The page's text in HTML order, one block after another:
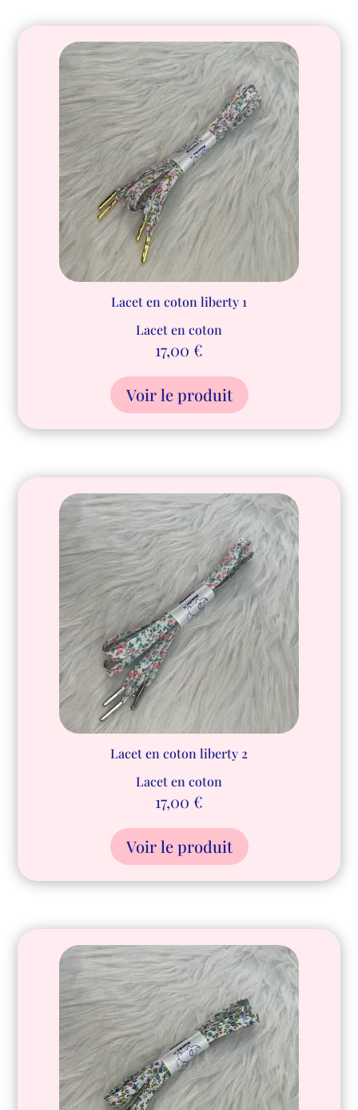
Lacet en coton liberty 1
Lacet en coton
17,00 €
Voir le produit
Lacet en coton liberty 2
Lacet en coton
17,00 €
Voir le produit